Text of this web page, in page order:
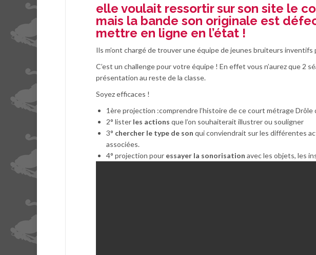
elle voulait ressortir sur son site le
mais la bande son originale est
mettre en ligne en l’état !
Ils m’ont chargé de trouver une équipe de jeunes bruiteurs inventifs
C’est un challenge pour votre équipe ! En effet vous n’aurez que 2
présentation au reste de la classe.
Soyez efficaces !
1ère projection :comprendre l’histoire de ce court métrage Drôle
2° lister les actions que l’on souhaiterait illustrer ou souligner
3° chercher le type de son qui conviendrait sur les différentes
associées.
4° projection pour essayer la sonorisation avec les objets, les